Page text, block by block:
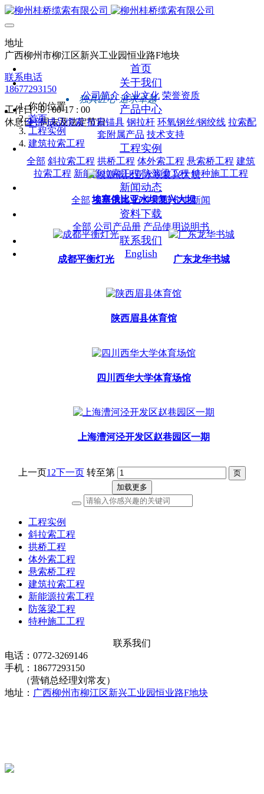
地址
广西柳州市柳江区新兴工业园恒业路F地块
联系电话
18677293150
工作日 : 8 : 00-17 : 00
休息日 : 周末及法定节日
独具匠心 追求卓越
首页
关于我们
公司简介 企业文化 荣誉资质
产品中心
全部 成品缆索 拉索锚具 钢拉杆 环氧钢丝/钢绞线 拉索配
套附属产品 技术支持
工程实例
全部 斜拉索工程 拱桥工程 体外索工程 悬索桥工程 建筑
拉索工程 新能源拉索工程 防落梁工程 特种施工工程
新闻动态
全部 项目进展 行业新闻 企业新闻
资料下载
全部 公司产品册 产品使用说明书
联系我们
English
你的位置
首页
工程实例
建筑拉索工程
埃塞俄比亚水坝复兴大坝
成都平衡灯光 广东龙华书城
陕西眉县体育馆
四川西华大学体育场馆
上海漕河泾开发区赵巷园区一期
上一页1 2下一页 转至第
加载更多
工程实例
斜拉索工程
拱桥工程
体外索工程
悬索桥工程
建筑拉索工程
新能源拉索工程
防落梁工程
特种施工工程
联系我们
电话：0772-3269146
手机：18677293150
（营销总经理刘常友）
地址： 广西柳州市柳江区新兴工业园恒业路F地块